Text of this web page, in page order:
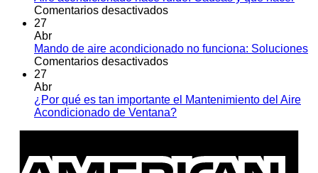
pasa
Comentarios desactivadosen
hace
ruido:
qué
hacer
27
Abr
Mando de aire acondicionado no funciona: Soluciones
Comentarios desactivadosen
aire
acondicionado
27
Abr
¿Por qué es tan importante el Mantenimiento del Aire
Acondicionado de Ventana?No
¿Por